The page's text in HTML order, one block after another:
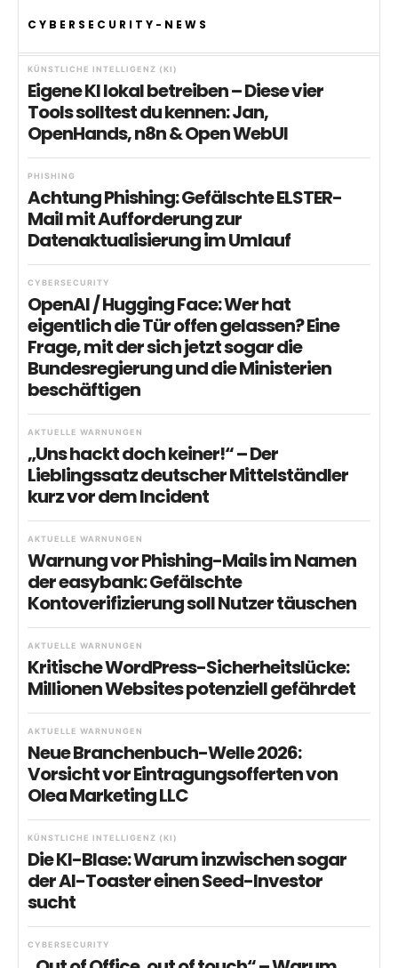
CYBERSECURITY-NEWS
KÜNSTLICHE INTELLIGENZ (KI)
Eigene KI lokal betreiben – Diese vier
Tools solltest du kennen: Jan,
OpenHands, n8n & Open WebUI
PHISHING
Achtung Phishing: Gefälschte ELSTER-
Mail mit Aufforderung zur
Datenaktualisierung im Umlauf
CYBERSECURITY
OpenAI / Hugging Face: Wer hat
eigentlich die Tür offen gelassen? Eine
Frage, mit der sich jetzt sogar die
Bundesregierung und die Ministerien
beschäftigen
AKTUELLE WARNUNGEN
„Uns hackt doch keiner!“ – Der
Lieblingssatz deutscher Mittelständler
kurz vor dem Incident
AKTUELLE WARNUNGEN
Warnung vor Phishing-Mails im Namen
der easybank: Gefälschte
Kontoverifizierung soll Nutzer täuschen
AKTUELLE WARNUNGEN
Kritische WordPress-Sicherheitslücke:
Millionen Websites potenziell gefährdet
AKTUELLE WARNUNGEN
Neue Branchenbuch-Welle 2026:
Vorsicht vor Eintragungsofferten von
Olea Marketing LLC
KÜNSTLICHE INTELLIGENZ (KI)
Die KI-Blase: Warum inzwischen sogar
der AI-Toaster einen Seed-Investor
sucht
CYBERSECURITY